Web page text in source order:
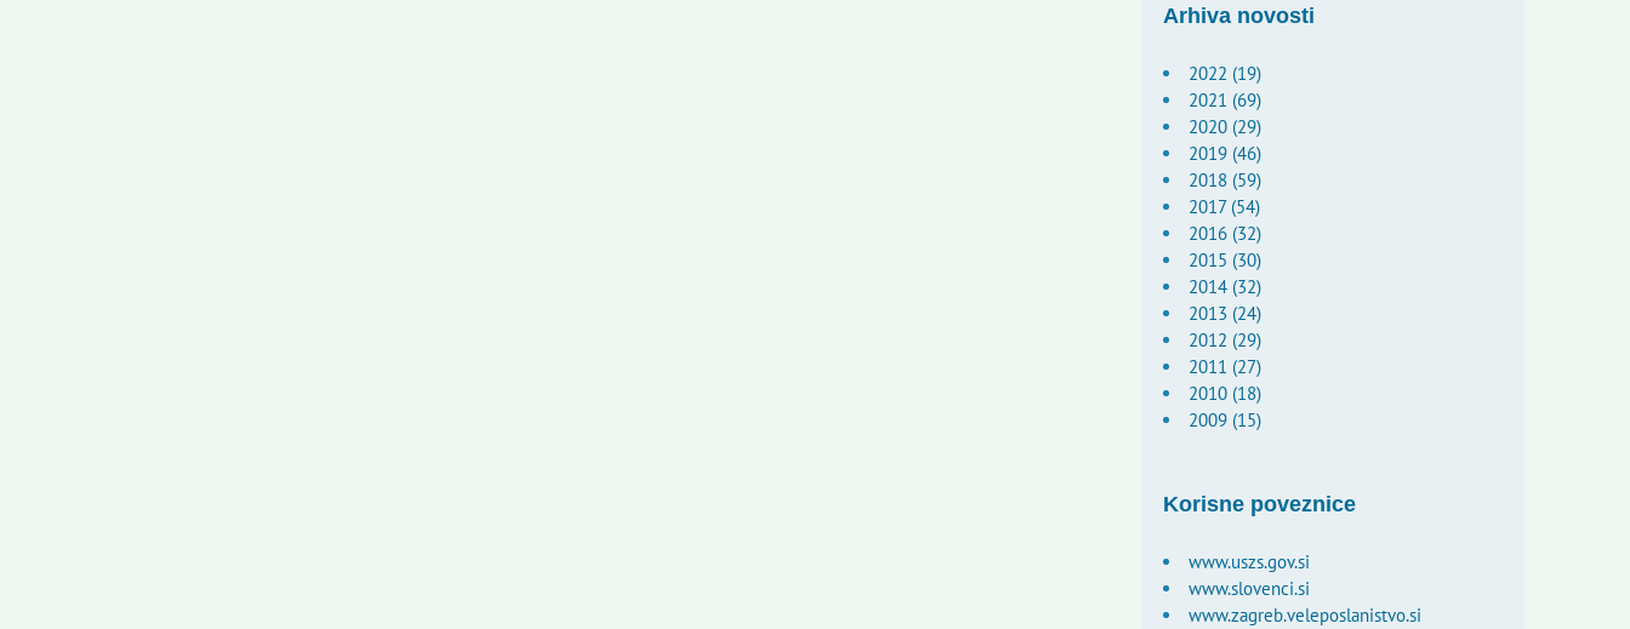
Arhiva novosti
2022 (19)
2021 (69)
2020 (29)
2019 (46)
2018 (59)
2017 (54)
2016 (32)
2015 (30)
2014 (32)
2013 (24)
2012 (29)
2011 (27)
2010 (18)
2009 (15)
Korisne poveznice
www.uszs.gov.si
www.slovenci.si
www.zagreb.veleposlanistvo.si